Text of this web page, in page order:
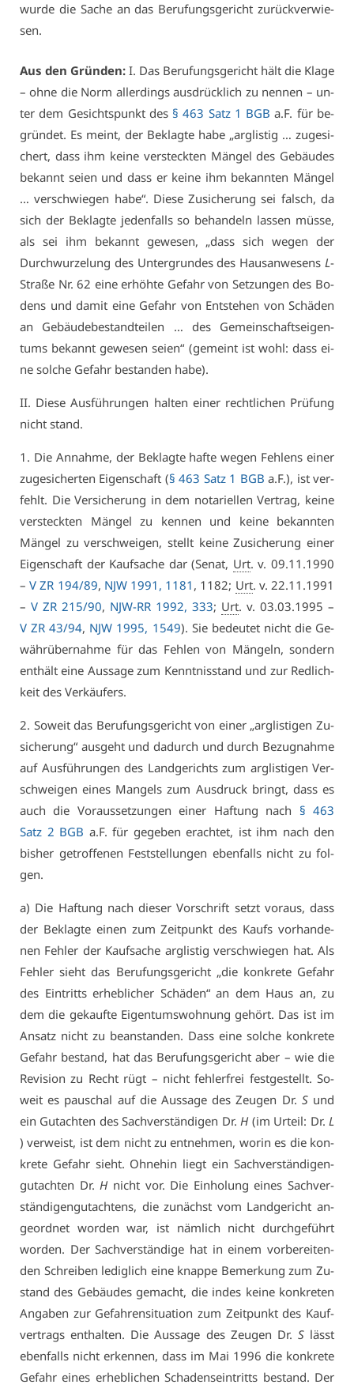
wur­de die Sa­che an das Be­ru­fungs­ge­richt zu­rück­ver­wie­
sen.
Aus den Grün­den: I. Das Be­ru­fungs­ge­richt hält die Kla­ge
– oh­ne die Norm al­ler­dings aus­drück­lich zu nen­nen – un­
ter dem Ge­sichts­punkt des § 463 Satz 1 BGB a.F. für be­
grün­det. Es meint, der Be­klag­te ha­be „arg­lis­tig … zu­ge­si­
chert, dass ihm kei­ne ver­steck­ten Män­gel des Ge­bäu­des
be­kannt sei­en und dass er kei­ne ihm be­kann­ten Män­gel
… ver­schwie­gen ha­be“. Die­se Zu­si­che­rung sei falsch, da
sich der Be­klag­te je­den­falls so be­han­deln las­sen müs­se,
als sei ihm be­kannt ge­we­sen, „dass sich we­gen der
Durch­wur­ze­lung des Un­ter­grun­des des Haus­an­we­sens L-
Stra­ße Nr. 62 ei­ne er­höh­te Ge­fahr von Set­zun­gen des Bo­
dens und da­mit ei­ne Ge­fahr von Ent­ste­hen von Schä­den
an Ge­bäu­de­be­stand­tei­len … des Ge­mein­schafts­ei­gen­
tums be­kannt ge­we­sen sei­en“ (ge­meint ist wohl: dass ei­
ne sol­che Ge­fahr be­stan­den ha­be).
II. Die­se Aus­füh­run­gen hal­ten ei­ner recht­li­chen Prü­fung
nicht stand.
1. Die An­nah­me, der Be­klag­te haf­te we­gen Feh­lens ei­ner
zu­ge­si­cher­ten Ei­gen­schaft (§ 463 Satz 1 BGB a.F.), ist ver­
fehlt. Die Ver­si­che­rung in dem no­ta­ri­el­len Ver­trag, kei­ne
ver­steck­ten Män­gel zu ken­nen und kei­ne be­kann­ten
Män­gel zu ver­schwei­gen, stellt kei­ne Zu­si­che­rung ei­ner
Ei­gen­schaft der Kauf­sa­che dar (Se­nat, Urt. v. 09.11.1990
–V ZR 194/89, NJW 1991, 1181 , 1182; Urt. v. 22.11.1991
– V ZR 215/90, NJW-RR 1992, 333; Urt. v. 03.03.1995 –
V ZR 43/94, NJW 1995, 1549). Sie be­deu­tet nicht die Ge­
währ­über­nah­me für das Feh­len von Män­geln, son­dern
ent­hält ei­ne Aus­sa­ge zum Kennt­nis­stand und zur Red­lich­
keit des Ver­käu­fers.
2. So­weit das Be­ru­fungs­ge­richt von ei­ner „arg­lis­ti­gen Zu­
si­che­rung“ aus­geht und da­durch und durch Be­zug­nah­me
auf Aus­füh­run­gen des Land­ge­richts zum arg­lis­ti­gen Ver­
schwei­gen ei­nes Man­gels zum Aus­druck bringt, dass es
auch die Vor­aus­set­zun­gen ei­ner Haf­tung nach § 463
Satz 2 BGB a.F. für ge­ge­ben er­ach­tet, ist ihm nach den
bis­her ge­trof­fe­nen Fest­stel­lun­gen eben­falls nicht zu fol­
gen.
a) Die Haf­tung nach die­ser Vor­schrift setzt vor­aus, dass
der Be­klag­te ei­nen zum Zeit­punkt des Kaufs vor­han­de­
nen Feh­ler der Kauf­sa­che arg­lis­tig ver­schwie­gen hat. Als
Feh­ler sieht das Be­ru­fungs­ge­richt „die kon­kre­te Ge­fahr
des Ein­tritts er­heb­li­cher Schä­den“ an dem Haus an, zu
dem die ge­kauf­te Ei­gen­tums­woh­nung ge­hört. Das ist im
An­satz nicht zu be­an­stan­den. Dass ei­ne sol­che kon­kre­te
Ge­fahr be­stand, hat das Be­ru­fungs­ge­richt aber – wie die
Re­vi­si­on zu Recht rügt – nicht feh­ler­frei fest­ge­stellt. So­
weit es pau­schal auf die Aus­sa­ge des Zeu­gen Dr. Sund
ein Gut­ach­ten des Sach­ver­stän­di­gen Dr.H(im Ur­teil: Dr.L
) ver­weist, ist dem nicht zu ent­neh­men, wor­in es die kon­
kre­te Ge­fahr sieht. Oh­ne­hin liegt ein Sach­ver­stän­di­gen­
gut­ach­ten Dr.Hnicht vor. Die Ein­ho­lung ei­nes Sach­ver­
stän­di­gen­gut­ach­tens, die zu­nächst vom Land­ge­richt an­
ge­ord­net wor­den war, ist näm­lich nicht durch­ge­führt
wor­den. Der Sach­ver­stän­di­ge hat in ei­nem vor­be­rei­ten­
den Schrei­ben le­dig­lich ei­ne knap­pe Be­mer­kung zum Zu­
stand des Ge­bäu­des ge­macht, die in­des kei­ne kon­kre­ten
An­ga­ben zur Ge­fah­ren­si­tua­ti­on zum Zeit­punkt des Kauf­
ver­trags ent­hal­ten. Die Aus­sa­ge des Zeu­gen Dr. Slässt
eben­falls nicht er­ken­nen, dass im Mai 1996 die kon­kre­te
Ge­fahr ei­nes er­heb­li­chen Scha­den­s­ein­tritts be­stand. Der